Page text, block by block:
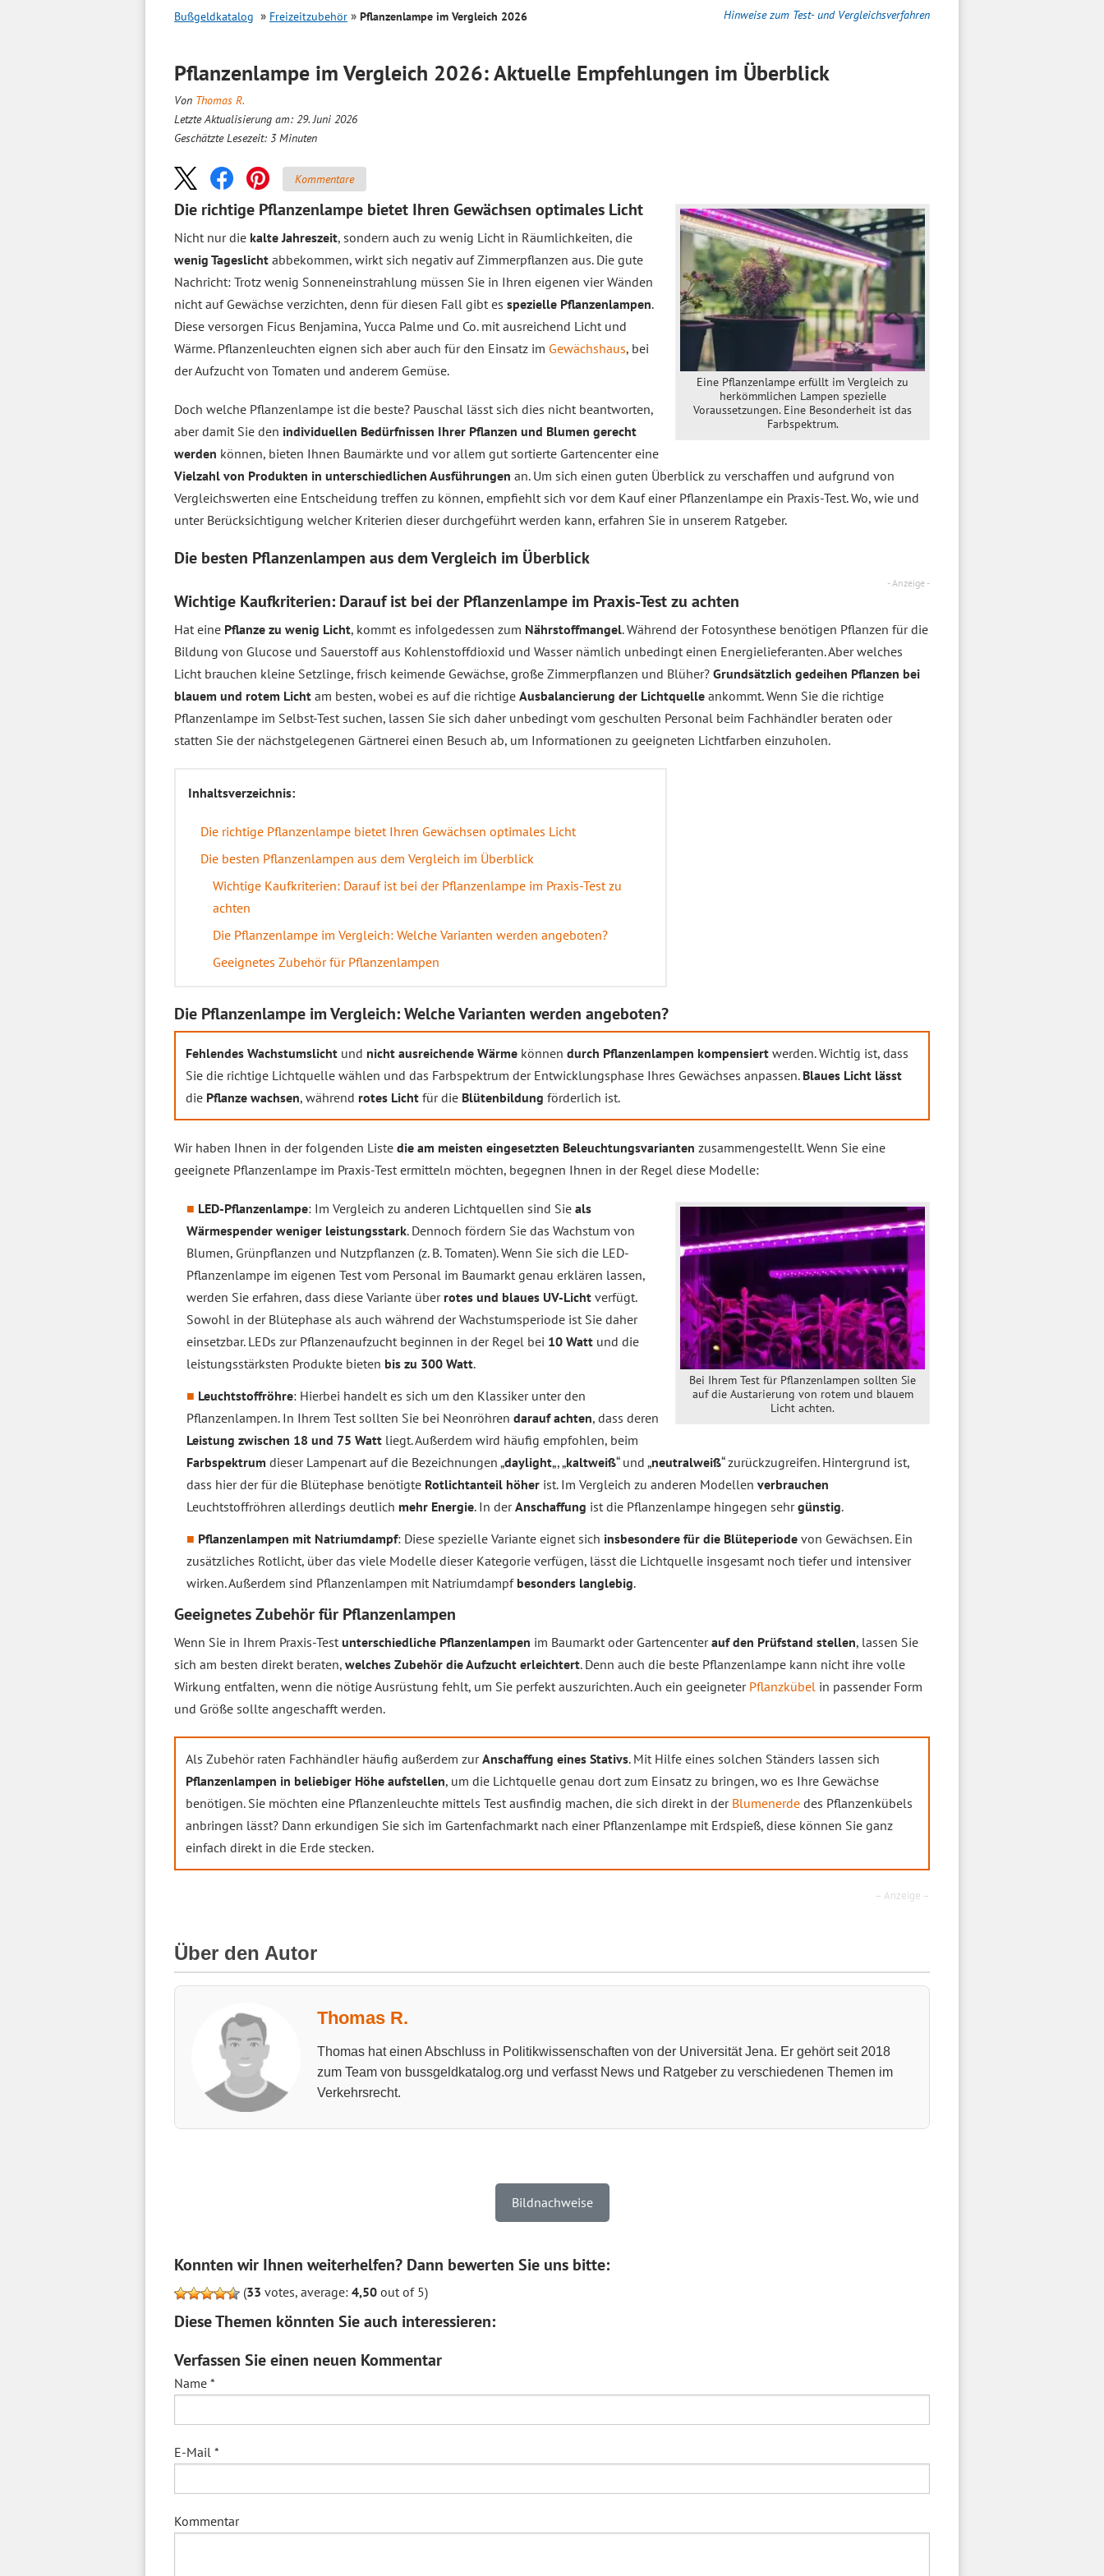
Hinweise zum Test- und Vergleichsverfahren
Bußgeldkatalog Freizeitzubehör Pflanzenlampe im Vergleich 2026
Pflanzenlampe im Vergleich 2026: Aktuelle Empfehlungen im Überblick
Von Thomas R.
Letzte Aktualisierung am: 29. Juni 2026
Geschätzte Lesezeit: 3 Minuten
Kommentare
Eine Pflanzenlampe erfüllt im Vergleich zu
herkömmlichen Lampen spezielle
Voraussetzungen. Eine Besonderheit ist das
Farbspektrum.
Die richtige Pflanzenlampe bietet Ihren Gewächsen optimales Licht
Nicht nur die kalte Jahreszeit, sondern auch zu wenig Licht in Räumlichkeiten, die
wenig Tageslicht abbekommen, wirkt sich negativ auf Zimmerpflanzen aus. Die gute
Nachricht: Trotz wenig Sonneneinstrahlung müssen Sie in Ihren eigenen vier Wänden
nicht auf Gewächse verzichten, denn für diesen Fall gibt es spezielle Pflanzenlampen.
Diese versorgen Ficus Benjamina, Yucca Palme und Co. mit ausreichend Licht und
Wärme. Pflanzenleuchten eignen sich aber auch für den Einsatz im Gewächshaus, bei
der Aufzucht von Tomaten und anderem Gemüse.
Doch welche Pflanzenlampe ist die beste? Pauschal lässt sich dies nicht beantworten,
aber damit Sie den individuellen Bedürfnissen Ihrer Pflanzen und Blumen gerecht
werden können, bieten Ihnen Baumärkte und vor allem gut sortierte Gartencenter eine
Vielzahl von Produkten in unterschiedlichen Ausführungen an. Um sich einen guten Überblick zu verschaffen und aufgrund von
Vergleichswerten eine Entscheidung treffen zu können, empfiehlt sich vor dem Kauf einer Pflanzenlampe ein Praxis-Test. Wo, wie und
unter Berücksichtigung welcher Kriterien dieser durchgeführt werden kann, erfahren Sie in unserem Ratgeber.
Die besten Pflanzenlampen aus demVergleich im Überblick
- Anzeige -
Wichtige Kaufkriterien: Darauf ist bei der Pflanzenlampe im Praxis-Test zu achten
Hat eine Pflanze zu wenig Licht, kommt es infolgedessen zum Nährstoffmangel. Während der Fotosynthese benötigen Pflanzen für die
Bildung von Glucose und Sauerstoff aus Kohlenstoffdioxid und Wasser nämlich unbedingt einen Energielieferanten. Aber welches
Licht brauchen kleine Setzlinge, frisch keimende Gewächse, große Zimmerpflanzen und Blüher? Grundsätzlich gedeihen Pflanzen bei
blauem und rotem Licht am besten, wobei es auf die richtige Ausbalancierung der Lichtquelle ankommt. Wenn Sie die richtige
Pflanzenlampe im Selbst-Test suchen, lassen Sie sich daher unbedingt vom geschulten Personal beim Fachhändler beraten oder
statten Sie der nächstgelegenen Gärtnerei einen Besuch ab, um Informationen zu geeigneten Lichtfarben einzuholen.
Inhaltsverzeichnis:
Die richtige Pflanzenlampe bietet Ihren Gewächsen optimales Licht
Die besten Pflanzenlampen aus dem Vergleich im Überblick
Wichtige Kaufkriterien: Darauf ist bei der Pflanzenlampe im Praxis-Test zu
achten
Die Pflanzenlampe im Vergleich: Welche Varianten werden angeboten?
Geeignetes Zubehör für Pflanzenlampen
Die Pflanzenlampe im Vergleich: Welche Varianten werden angeboten?
Fehlendes Wachstumslicht und nicht ausreichende Wärme können durch Pflanzenlampen kompensiert werden. Wichtig ist, dass
Sie die richtige Lichtquelle wählen und das Farbspektrum der Entwicklungsphase Ihres Gewächses anpassen. Blaues Licht lässt
die Pflanze wachsen, während rotes Licht für die Blütenbildung förderlich ist.
Wir haben Ihnen in der folgenden Liste die am meisten eingesetzten Beleuchtungsvarianten zusammengestellt. Wenn Sie eine
geeignete Pflanzenlampe im Praxis-Test ermitteln möchten, begegnen Ihnen in der Regel diese Modelle:
Bei Ihrem Test für Pflanzenlampen sollten Sie
auf die Austarierung von rotem und blauem
Licht achten.
LED-Pflanzenlampe: Im Vergleich zu anderen Lichtquellen sind Sie als
Wärmespender weniger leistungsstark. Dennoch fördern Sie das Wachstum von
Blumen, Grünpflanzen und Nutzpflanzen (z. B. Tomaten). Wenn Sie sich die LED-
Pflanzenlampe im eigenen Test vom Personal im Baumarkt genau erklären lassen,
werden Sie erfahren, dass diese Variante über rotes und blaues UV-Licht verfügt.
Sowohl in der Blütephase als auch während der Wachstumsperiode ist Sie daher
einsetzbar. LEDs zur Pflanzenaufzucht beginnen in der Regel bei 10 Watt und die
leistungsstärksten Produkte bieten bis zu 300 Watt.
Leuchtstoffröhre: Hierbei handelt es sich um den Klassiker unter den
Pflanzenlampen. In Ihrem Test sollten Sie bei Neonröhren darauf achten, dass deren
Leistung zwischen 18 und 75 Watt liegt. Außerdem wird häufig empfohlen, beim
Farbspektrum dieser Lampenart auf die Bezeichnungen „daylight„, „kaltweiß“ und „neutralweiß“ zurückzugreifen. Hintergrund ist,
dass hier der für die Blütephase benötigte Rotlichtanteil höher ist. Im Vergleich zu anderen Modellen verbrauchen
Leuchtstoffröhren allerdings deutlich mehr Energie. In derAnschaffung ist die Pflanzenlampe hingegen sehrgünstig.
Pflanzenlampen mit Natriumdampf: Diese spezielle Variante eignet sich insbesondere für die Blüteperiode von Gewächsen. Ein
zusätzliches Rotlicht, über das viele Modelle dieser Kategorie verfügen, lässt die Lichtquelle insgesamt noch tiefer und intensiver
wirken. Außerdem sind Pflanzenlampen mit Natriumdampf besonders langlebig.
Geeignetes Zubehör für Pflanzenlampen
Wenn Sie in Ihrem Praxis-Test unterschiedliche Pflanzenlampen im Baumarkt oder Gartencenterauf den Prüfstand stellen, lassen Sie
sich am besten direkt beraten, welches Zubehör die Aufzucht erleichtert. Denn auch die beste Pflanzenlampe kann nicht ihre volle
Wirkung entfalten, wenn die nötige Ausrüstung fehlt, um Sie perfekt auszurichten. Auch ein geeigneter Pflanzkübel in passender Form
und Größe sollte angeschafft werden.
Als Zubehör raten Fachhändler häufig außerdem zurAnschaffung eines Stativs. Mit Hilfe eines solchen Ständers lassen sich
Pflanzenlampen in beliebiger Höhe aufstellen, um die Lichtquelle genau dort zum Einsatz zu bringen, wo es Ihre Gewächse
benötigen. Sie möchten eine Pflanzenleuchte mittels Test ausfindig machen, die sich direkt in der Blumenerde des Pflanzenkübels
anbringen lässt? Dann erkundigen Sie sich im Gartenfachmarkt nach einer Pflanzenlampe mit Erdspieß, diese können Sie ganz
einfach direkt in die Erde stecken.
– Anzeige –
Über den Autor
Thomas R.
Thomas hat einen Abschluss in Politikwissenschaften von der Universität Jena. Er gehört seit 2018
zum Team von bussgeldkatalog.org und verfasst News und Ratgeber zu verschiedenen Themen im
Verkehrsrecht.
Bildnachweise
Konnten wir Ihnen weiterhelfen? Dann bewerten Sie uns bitte:
(33 votes, average: 4,50 out of 5)
Diese Themen könnten Sie auch interessieren:
Verfassen Sie einen neuen Kommentar
Name *
E-Mail *
Kommentar